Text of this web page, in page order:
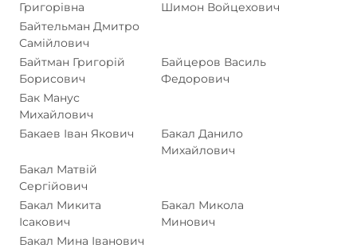
Григорівна
Шимон Войцехович
Байтельман Дмитро
Самійлович
Байтман Григорій
Борисович
Байцеров Василь
Федорович
Бак Манус
Михайлович
Бакаев Іван Якович
Бакал Данило
Михайлович
Бакал Матвій
Сергійович
Бакал Микита
Ісакович
Бакал Микола
Минович
Бакал Мина Іванович